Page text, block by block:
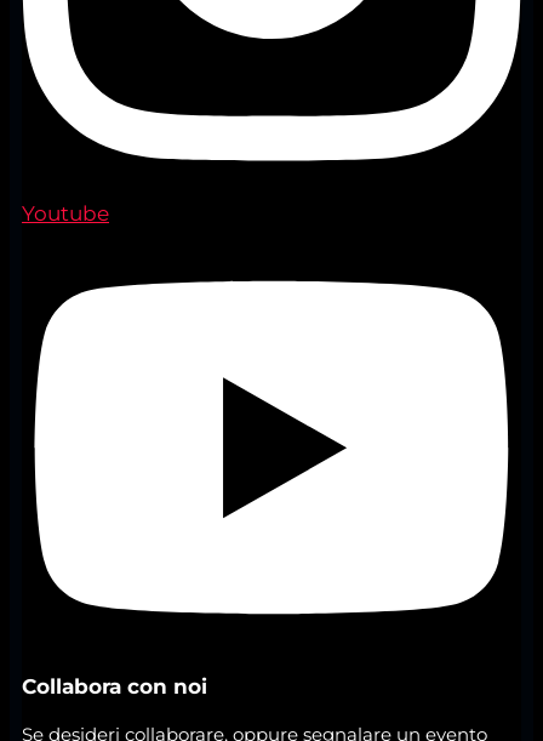
Youtube
Collabora con noi
Se desideri collaborare, oppure segnalare un evento